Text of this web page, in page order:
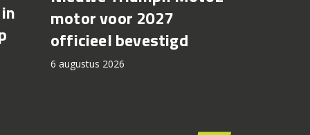
motor voor 2027
officieel bevestigd
6 augustus 2026